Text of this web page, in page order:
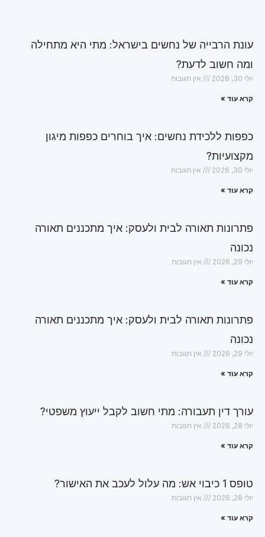
עונת הרבייה של נחשים בישראל: מתי היא מתחילה
ומה חשוב לדעת?
יולי 30, 2026 אין תגובות
קרא עוד »
כפפות ללכידת נחשים: איך בוחרים כפפות מיגון
מקצועיות?
יולי 30, 2026 אין תגובות
קרא עוד »
פתרונות תאורה לבית ולעסק: איך מתכננים תאורה
נכונה
יולי 29, 2026 אין תגובות
קרא עוד »
פתרונות תאורה לבית ולעסק: איך מתכננים תאורה
נכונה
יולי 29, 2026 אין תגובות
קרא עוד »
עורך דין תעבורה: מתי חשוב לקבל ייעוץ משפטי?
יולי 28, 2026 אין תגובות
קרא עוד »
טופס 1 כיבוי אש: מה עלול לעכב את האישור?
יולי 28, 2026 אין תגובות
קרא עוד »